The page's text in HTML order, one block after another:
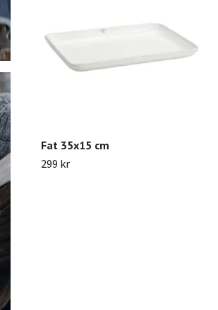
Fat 35x15 cm
299 kr